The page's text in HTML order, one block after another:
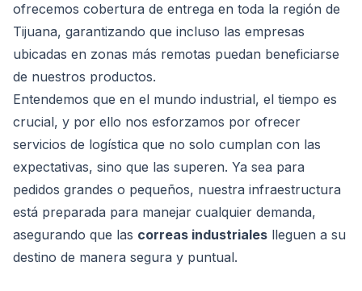
ofrecemos cobertura de entrega en toda la región de
Tijuana, garantizando que incluso las empresas
ubicadas en zonas más remotas puedan beneficiarse
de nuestros productos.
Entendemos que en el mundo industrial, el tiempo es
crucial, y por ello nos esforzamos por ofrecer
servicios de logística que no solo cumplan con las
expectativas, sino que las superen. Ya sea para
pedidos grandes o pequeños, nuestra infraestructura
está preparada para manejar cualquier demanda,
asegurando que las correas industriales lleguen a su
destino de manera segura y puntual.